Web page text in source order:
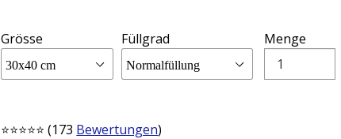
Grösse Füllgrad Menge
⭐⭐⭐⭐⭐ (173 Bewertungen)